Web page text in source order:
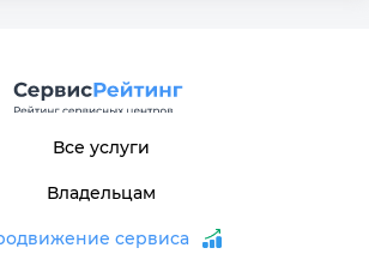
Все услуги
Владельцам
сервиса